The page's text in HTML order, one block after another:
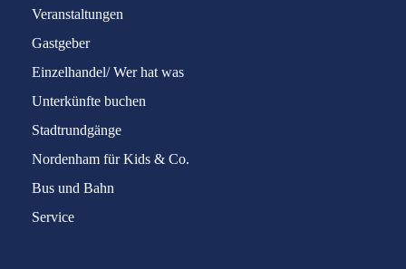
Veranstaltungen
Gastgeber
Einzelhandel/ Wer hat was
Unterkünfte buchen
Stadtrundgänge
Nordenham für Kids & Co.
Bus und Bahn
Service